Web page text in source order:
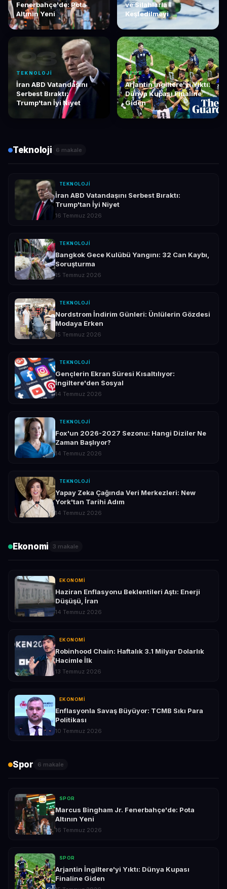
Fenerbahçe'de: Pota
Altının Yeni
ve Silahlarla
Keşfedilmeyi
03
TEKNOLOJI
İran ABD Vatandaşını
Serbest Bıraktı:
Trump'tan İyi Niyet
04
SPOR
Arjantin İngiltere'yi Yıktı:
Dünya Kupası Finaline
Giden
Teknoloji 6 makale
TEKNOLOJI
İran ABD Vatandaşını Serbest Bıraktı:
Trump'tan İyi Niyet
16 Temmuz 2026
TEKNOLOJI
Bangkok Gece Kulübü Yangını: 32 Can Kaybı,
Soruşturma
15 Temmuz 2026
TEKNOLOJI
Nordstrom İndirim Günleri: Ünlülerin Gözdesi
Modaya Erken
15 Temmuz 2026
TEKNOLOJI
Gençlerin Ekran Süresi Kısaltılıyor:
İngiltere'den Sosyal
14 Temmuz 2026
TEKNOLOJI
Fox'un 2026-2027 Sezonu: Hangi Diziler Ne
Zaman Başlıyor?
14 Temmuz 2026
TEKNOLOJI
Yapay Zeka Çağında Veri Merkezleri: New
York'tan Tarihi Adım
14 Temmuz 2026
Ekonomi 3 makale
EKONOMI
Haziran Enflasyonu Beklentileri Aştı: Enerji
Düşüşü, İran
14 Temmuz 2026
EKONOMI
Robinhood Chain: Haftalık 3.1 Milyar Dolarlık
Hacimle İlk
13 Temmuz 2026
EKONOMI
Enflasyonla Savaş Büyüyor: TCMB Sıkı Para
Politikası
10 Temmuz 2026
Spor 6 makale
SPOR
Marcus Bingham Jr. Fenerbahçe'de: Pota
Altının Yeni
16 Temmuz 2026
SPOR
Arjantin İngiltere'yi Yıktı: Dünya Kupası
Finaline Giden